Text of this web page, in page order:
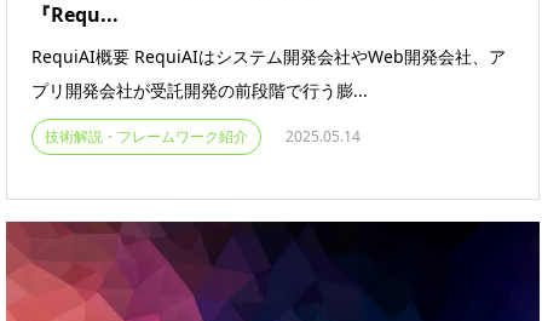
『Requ...
RequiAI概要 RequiAIはシステム開発会社やWeb開発会社、ア
プリ開発会社が受託開発の前段階で行う膨...
技術解説・フレームワーク紹介 2025.05.14